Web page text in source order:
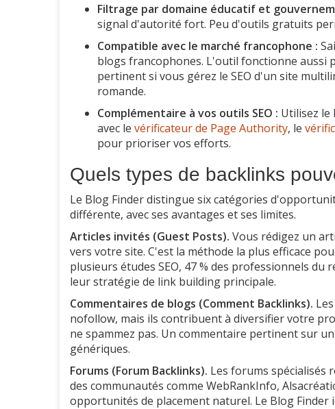
Filtrage par domaine éducatif et
signal d'autorité fort. Peu d'outils gratuits
Compatible avec le marché francophone :
blogs francophones. L'outil fonctionne aussi
pertinent si vous gérez le SEO d'un site
romande.
Complémentaire à vos outils SEO : Utilisez le
avec le vérificateur de Page Authority, le
pour prioriser vos efforts.
Quels types de backlinks
Le Blog Finder distingue six catégories
différente, avec ses avantages et ses limites.
Articles invités (Guest Posts). Vous rédigez un
vers votre site. C'est la méthode la plus efficace
plusieurs études SEO, 47 % des professionnels
leur stratégie de link building principale.
Commentaires de blogs (Comment Backlinks).
nofollow, mais ils contribuent à diversifier votre
ne spammez pas. Un commentaire pertinent sur
génériques.
Forums (Forum Backlinks). Les forums spécialisés
des communautés comme WebRankInfo,
opportunités de placement naturel. Le Blog